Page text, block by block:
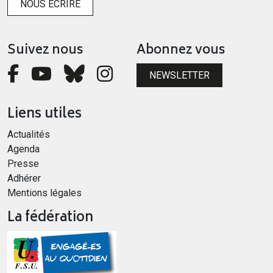
NOUS ÉCRIRE
Suivez nous Abonnez vous
NEWSLETTER
Liens utiles
Actualités
Agenda
Presse
Adhérer
Mentions légales
La fédération